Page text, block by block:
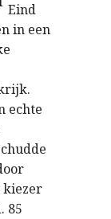
Eind
in een
echte
kiezer
85